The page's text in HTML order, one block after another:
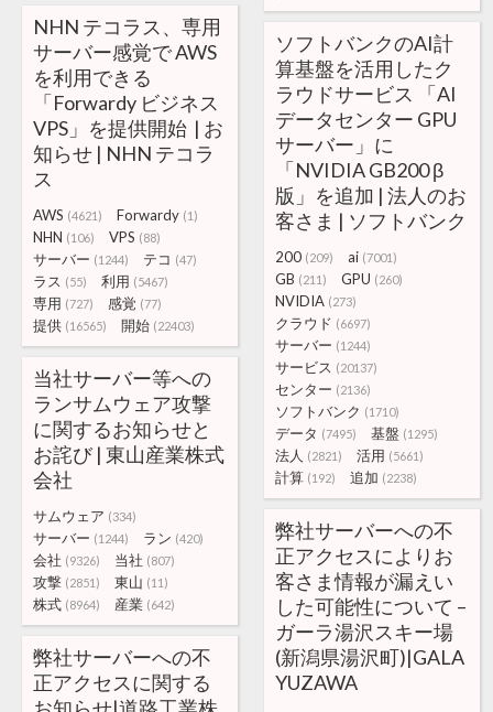
NHN テコラス、専用
サーバー感覚で AWS
を利用できる
「Forwardy ビジネス
VPS」を提供開始 | お
知らせ | NHN テコラ
ス
AWS (4621) Forwardy (1)
NHN (106) VPS (88)
サーバー (1244) テコ (47)
ラス (55) 利用 (5467)
専用 (727) 感覚 (77)
提供 (16565) 開始 (22403)
ソフトバンクのAI計
算基盤を活用したク
ラウドサービス 「AI
データセンター GPU
サーバー」に
「NVIDIA GB200 β
版」を追加 | 法人のお
客さま | ソフトバンク
200 (209) ai (7001)
GB (211) GPU (260)
NVIDIA (273)
クラウド (6697)
サーバー (1244)
サービス (20137)
センター (2136)
ソフトバンク (1710)
データ (7495) 基盤 (1295)
法人 (2821) 活用 (5661)
計算 (192) 追加 (2238)
当社サーバー等への
ランサムウェア攻撃
に関するお知らせと
お詫び | 東山産業株式
会社
サムウェア (334)
サーバー (1244) ラン (420)
会社 (9326) 当社 (807)
攻撃 (2851) 東山 (11)
株式 (8964) 産業 (642)
弊社サーバーへの不
正アクセスによりお
客さま情報が漏えい
した可能性について –
ガーラ湯沢スキー場
(新潟県湯沢町)|GALA
YUZAWA
弊社サーバーへの不
正アクセスに関する